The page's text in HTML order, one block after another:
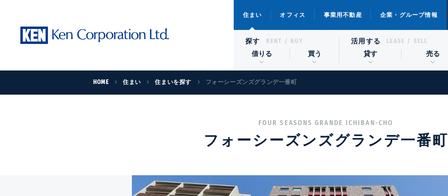
住まい オフィス 事業用不動産 企業・グループ情報
探す RENT / BUY
借りる 買う
活用する LEASE / SELL
貸す 売る
HOME 住まい 住まいを探す フォーシーズンズグランデ一番町
FOUR SEASONS GRANDE ICHIBAN-CHO
フォーシーズンズグランデ一番町